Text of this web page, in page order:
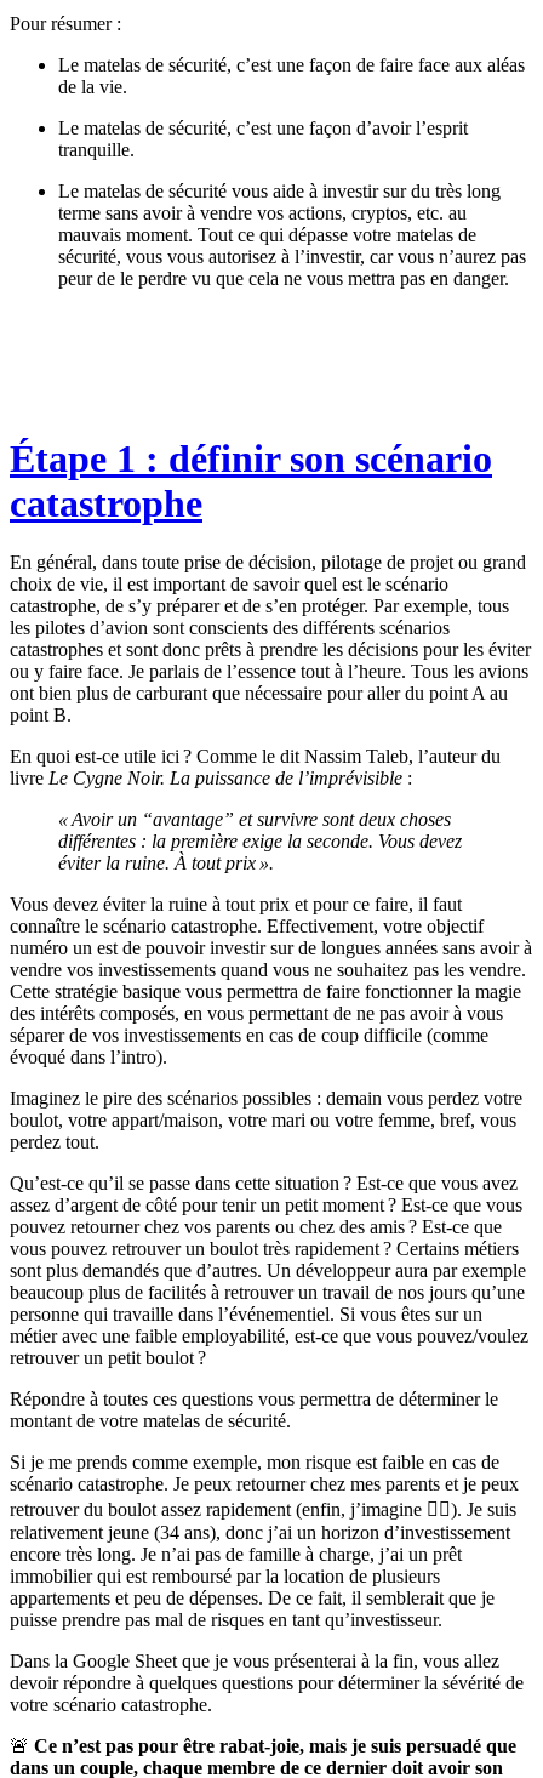
Pour résumer :
Le matelas de sécurité, c’est une façon de faire face aux aléas
de la vie.
Le matelas de sécurité, c’est une façon d’avoir l’esprit
tranquille.
Le matelas de sécurité vous aide à investir sur du très long
terme sans avoir à vendre vos actions, cryptos, etc. au
mauvais moment. Tout ce qui dépasse votre matelas de
sécurité, vous vous autorisez à l’investir, car vous n’aurez pas
peur de le perdre vu que cela ne vous mettra pas en danger.
Étape 1 : définir son scénario
catastrophe
En général, dans toute prise de décision, pilotage de projet ou grand
choix de vie, il est important de savoir quel est le scénario
catastrophe, de s’y préparer et de s’en protéger. Par exemple, tous
les pilotes d’avion sont conscients des différents scénarios
catastrophes et sont donc prêts à prendre les décisions pour les éviter
ou y faire face. Je parlais de l’essence tout à l’heure. Tous les avions
ont bien plus de carburant que nécessaire pour aller du point A au
point B.
En quoi est-ce utile ici ? Comme le dit Nassim Taleb, l’auteur du
livre Le Cygne Noir. La puissance de l’imprévisible :
« Avoir un “avantage” et survivre sont deux choses
différentes : la première exige la seconde. Vous devez
éviter la ruine. À tout prix ».
Vous devez éviter la ruine à tout prix et pour ce faire, il faut
connaître le scénario catastrophe. Effectivement, votre objectif
numéro un est de pouvoir investir sur de longues années sans avoir à
vendre vos investissements quand vous ne souhaitez pas les vendre.
Cette stratégie basique vous permettra de faire fonctionner la magie
des intérêts composés, en vous permettant de ne pas avoir à vous
séparer de vos investissements en cas de coup difficile (comme
évoqué dans l’intro).
​​Imaginez le pire des scénarios possibles : demain vous perdez votre
boulot, votre appart/maison, votre mari ou votre femme, bref, vous
perdez tout.
Qu’est-ce qu’il se passe dans cette situation ? Est-ce que vous avez
assez d’argent de côté pour tenir un petit moment ? Est-ce que vous
pouvez retourner chez vos parents ou chez des amis ? Est-ce que
vous pouvez retrouver un boulot très rapidement ? Certains métiers
sont plus demandés que d’autres. Un développeur aura par exemple
beaucoup plus de facilités à retrouver un travail de nos jours qu’une
personne qui travaille dans l’événementiel. Si vous êtes sur un
métier avec une faible employabilité, est-ce que vous pouvez/voulez
retrouver un petit boulot ?
Répondre à toutes ces questions vous permettra de déterminer le
montant de votre matelas de sécurité.
Si je me prends comme exemple, mon risque est faible en cas de
scénario catastrophe. Je peux retourner chez mes parents et je peux
retrouver du boulot assez rapidement (enfin, j’imagine 🤷‍♂️). Je suis
relativement jeune (34 ans), donc j’ai un horizon d’investissement
encore très long. Je n’ai pas de famille à charge, j’ai un prêt
immobilier qui est remboursé par la location de plusieurs
appartements et peu de dépenses. De ce fait, il semblerait que je
puisse prendre pas mal de risques en tant qu’investisseur.
Dans la Google Sheet que je vous présenterai à la fin, vous allez
devoir répondre à quelques questions pour déterminer la sévérité de
votre scénario catastrophe.
🚨 Ce n’est pas pour être rabat-joie, mais je suis persuadé que
dans un couple, chaque membre de ce dernier doit avoir son